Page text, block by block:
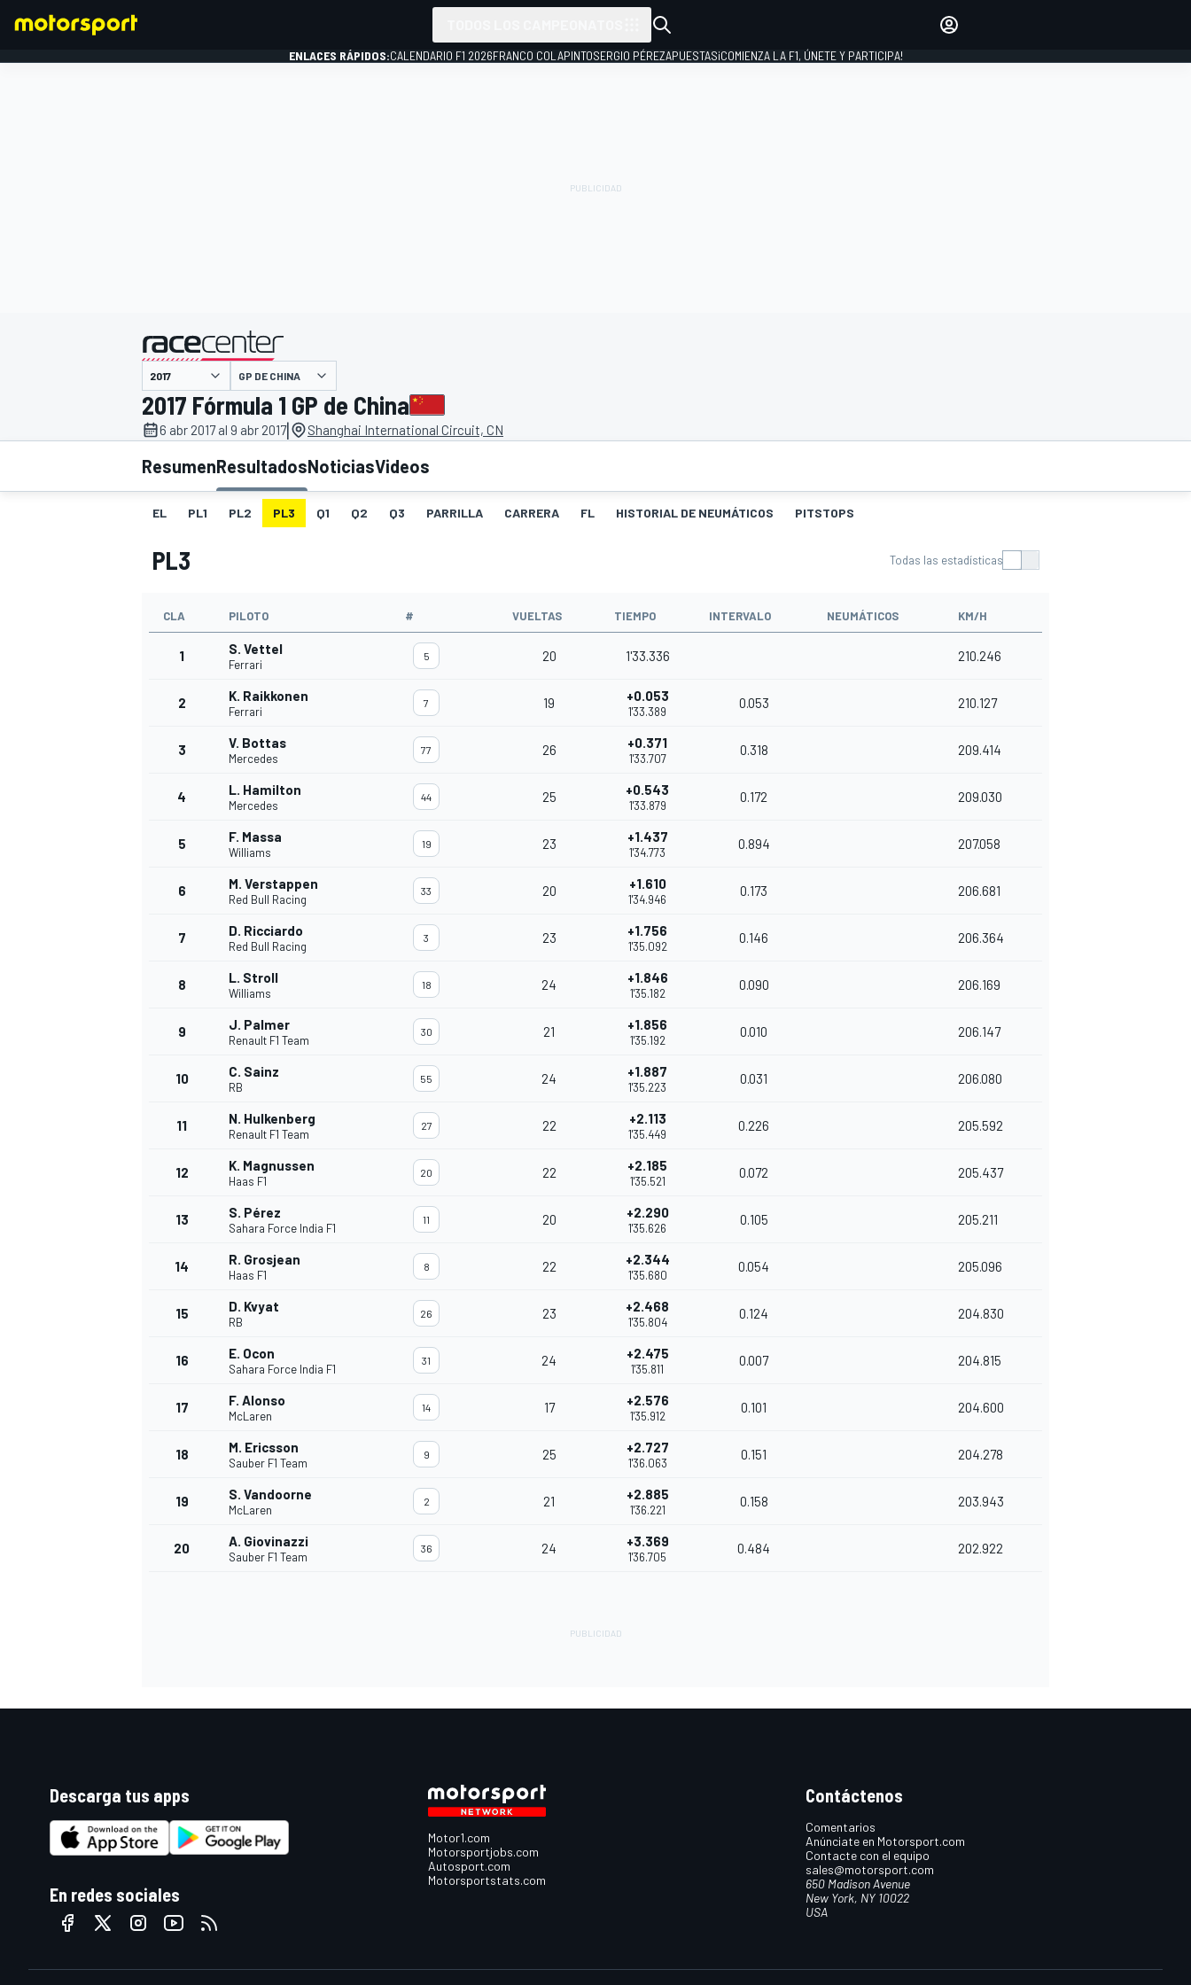
INDYCAR
FÓRMULA E
INICIAR SESIÓN
ENLACES RÁPIDOS:CALENDARIO F1 2026FRANCO COLAPINTOSERGIO PÉREZAPUESTAS¡COMIENZA LA F1, ÚNETE Y PARTICIPA!
presentado por
GP DE CHINA
2017 Fórmula 1 GP de China
6 abr 2017 al 9 abr 2017| Shanghai International Circuit, CN
ResumenResultadosNoticiasVideos
EL PL1 PL2 PL3 Q1 Q2 Q3 PARRILLA CARRERA FL HISTORIAL DE NEUMÁTICOS PITSTOPS
PL3 Todas las estadísticas
CLA PILOTO # VUELTAS TIEMPO INTERVALO NEUMÁTICOS KM/H
1 S. Vettel
Ferrari
5 20 1'33.336 210.246
2 K. Raikkonen
Ferrari
7 19 +0.053
1'33.389
0.053 210.127
3 V. Bottas
Mercedes
77 26 +0.371
1'33.707
0.318 209.414
4 L. Hamilton
Mercedes
44 25 +0.543
1'33.879
0.172 209.030
5 F. Massa
Williams
19 23 +1.437
1'34.773
0.894 207.058
6 M. Verstappen
Red Bull Racing
33 20 +1.610
1'34.946
0.173 206.681
7 D. Ricciardo
Red Bull Racing
3 23 +1.756
1'35.092
0.146 206.364
8 L. Stroll
Williams
18 24 +1.846
1'35.182
0.090 206.169
9 J. Palmer
Renault F1 Team
30 21 +1.856
1'35.192
0.010 206.147
10 C. Sainz
RB
55 24 +1.887
1'35.223
0.031 206.080
11 N. Hulkenberg
Renault F1 Team
27 22 +2.113
1'35.449
0.226 205.592
12 K. Magnussen
Haas F1
20 22 +2.185
1'35.521
0.072 205.437
13 S. Pérez
Sahara Force India F1
11 20 +2.290
1'35.626
0.105 205.211
14 R. Grosjean
Haas F1
8 22 +2.344
1'35.680
0.054 205.096
15 D. Kvyat
RB
26 23 +2.468
1'35.804
0.124 204.830
16 E. Ocon
Sahara Force India F1
31 24 +2.475
1'35.811
0.007 204.815
17 F. Alonso
McLaren
14 17 +2.576
1'35.912
0.101 204.600
18 M. Ericsson
Sauber F1 Team
9 25 +2.727
1'36.063
0.151 204.278
19 S. Vandoorne
McLaren
2 21 +2.885
1'36.221
0.158 203.943
20 A. Giovinazzi
Sauber F1 Team
36 24 +3.369
1'36.705
0.484 202.922
Descarga tus apps
En redes sociales
Motor1.com
Motorsportjobs.com
Autosport.com
Motorsportstats.com
Contáctenos
Comentarios
Anúnciate en Motorsport.com
Contacte con el equipo
sales@motorsport.com
650 Madison Avenue
New York, NY 10022
USA